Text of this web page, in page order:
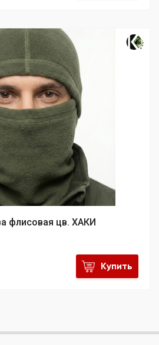
флисовая цв. ХАКИ
Купить